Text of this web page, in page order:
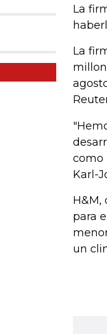
La
La
como
Karl-
H&M,
para
un